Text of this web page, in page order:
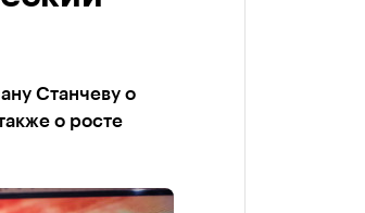
Станчеву о
о росте